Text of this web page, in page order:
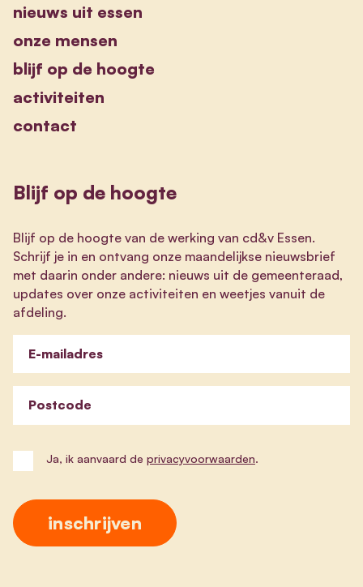
nieuws uit essen
onze mensen
blijf op de hoogte
activiteiten
contact
Blijf op de hoogte
Blijf op de hoogte van de werking van cd&v Essen.
Schrijf je in en ontvang onze maandelijkse nieuwsbrief
met daarin onder andere: nieuws uit de gemeenteraad,
updates over onze activiteiten en weetjes vanuit de
afdeling.
E-mailadres
Postcode
Ja, ik aanvaard de privacyvoorwaarden.